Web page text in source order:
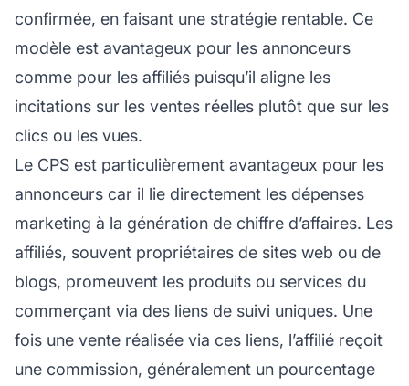
confirmée, en faisant une stratégie rentable. Ce
modèle est avantageux pour les annonceurs
comme pour les affiliés puisqu’il aligne les
incitations sur les ventes réelles plutôt que sur les
clics ou les vues.
Le CPS est particulièrement avantageux pour les
annonceurs car il lie directement les dépenses
marketing à la génération de chiffre d’affaires. Les
affiliés, souvent propriétaires de sites web ou de
blogs, promeuvent les produits ou services du
commerçant via des liens de suivi uniques. Une
fois une vente réalisée via ces liens, l’affilié reçoit
une commission, généralement un pourcentage